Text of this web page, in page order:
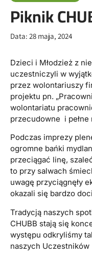
Piknik
Data: 28 maja, 2024
Dzieci i Młodzież z
uczestniczyli w
przez wolontariuszy
projektu pn.
wolontariatu
przecudowne i pełne
Podczas imprezy
ogromne bańki
przeciągać linę,
to przy salwach
uwagę przyciągnęły
okazali się bardzo
Tradycją naszych
CHUBB stają się
występu odkryliśmy
naszych